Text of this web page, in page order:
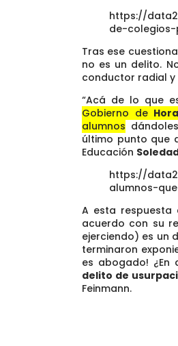
https://
de-
Tras ese
no es un delito.
conductor radial y
“Acá de lo que
Gobierno de
alumnos
último punto que
Educación
https://
alumnos-
A esta respuesta
acuerdo con su
ejerciendo) es un
terminaron
es abogado! ¿En
delito de
Feinmann.